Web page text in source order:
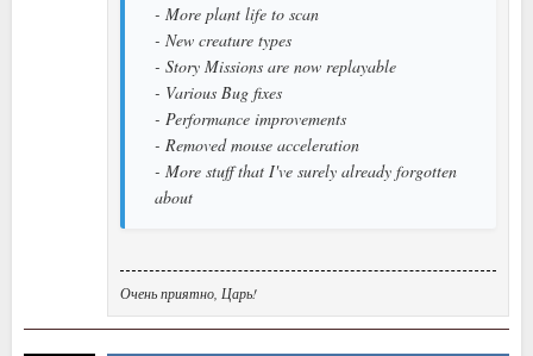
- More plant life to scan
- New creature types
- Story Missions are now replayable
- Various Bug fixes
- Performance improvements
- Removed mouse acceleration
- More stuff that I've surely already forgotten
about
Очень приятно, Царь!